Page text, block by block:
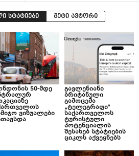
სტატიები მეტი ავტორი
50-მდე
ვიზუალები
გავლენიანი
ბრიტანული
გამოცემა
„ტელეგრაფი“
საქართველოს
ტურისტული
პოტენციალის
შესახებ სტატიების
ციკლს აქვეყნებს